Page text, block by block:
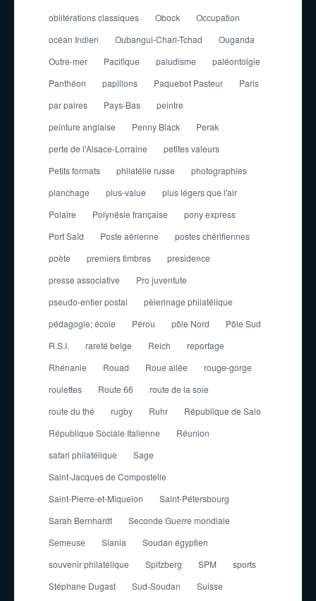
oblitérations classiques
Obock
Occupation
océan Indien
Oubangui-Chari-Tchad
Ouganda
Outre-mer
Pacifique paludisme
paléontolgie
Panthéon
papillons Paquebot Pasteur
Paris
par paires
Pays-Bas
peintre
peinture anglaise
Penny Black
Perak
perte de l'Alsace-Lorraine
petites valeurs
Petits formats
philatélie russe
photographies
planchage
plus-value
plus légers que l'air
Polaire
Polynésie française
pony express
Port Saïd
Poste aérienne
postes chérifiennes
poète
premiers timbres
presidence
presse associative
Pro juventute
pseudo-entier postal
pèlerinage philatélique
pédagogie; école
Pérou pôle Nord
Pôle Sud
R.S.I.
rareté belge Reich
reportage
Rhénanie
Rouad Roue ailée
rouge-gorge
roulettes
Route 66
route de la soie
route du thé
rugby Ruhr
République de Salo
République Sociale Italienne
Réunion
safari philatélique
Sage
Saint-Jacques de Compostelle
Saint-Pierre-et-Miquelon
Saint-Pétersbourg
Sarah Bernhardt
Seconde Guerre mondiale
Semeuse
Slania
Soudan égyptien
souvenir philatélique
Spitzberg SPM
sports
Stéphane Dugast
Sud-Soudan
Suisse